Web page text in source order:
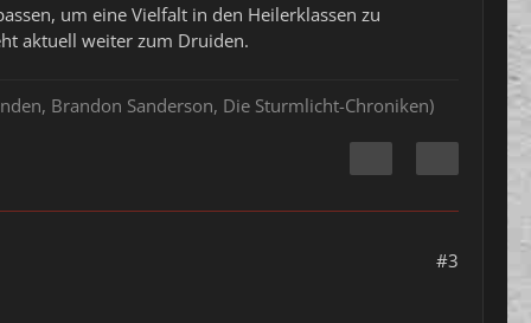
um eine Vielfalt in den Heilerklassen zu
aktuell weiter zum Druiden.
Brandon Sanderson, Die Sturmlicht-Chroniken)
#3